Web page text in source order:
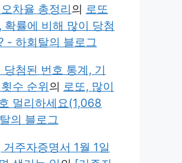
차율 총정리의 로또
확률에 비해 많이 당첨
- 하회탈의 블로그
당첨된 번호 통계, 기
수 순위의 로또, 많이
멀리하세요(1,068
의 블로그
주자증명서 1월 1일